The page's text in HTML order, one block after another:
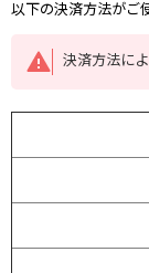
以下の決済方法がご
決済方法に